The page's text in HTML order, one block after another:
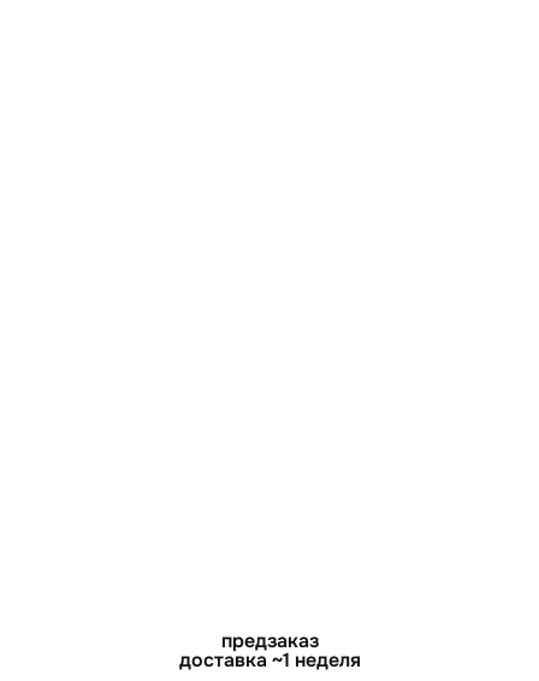
предзаказ
доставка ~1 неделя
предзаказ
доставка ~1 неделя